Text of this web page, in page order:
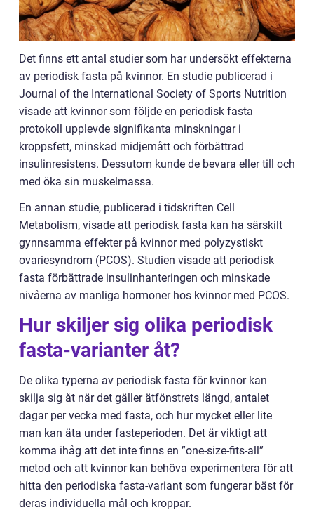
Det finns ett antal studier som har undersökt effekterna
av periodisk fasta på kvinnor. En studie publicerad i
Journal of the International Society of Sports Nutrition
visade att kvinnor som följde en periodisk fasta
protokoll upplevde signifikanta minskningar i
kroppsfett, minskad midjemått och förbättrad
insulinresistens. Dessutom kunde de bevara eller till och
med öka sin muskelmassa.
En annan studie, publicerad i tidskriften Cell
Metabolism, visade att periodisk fasta kan ha särskilt
gynnsamma effekter på kvinnor med polyzystiskt
ovariesyndrom (PCOS). Studien visade att periodisk
fasta förbättrade insulinhanteringen och minskade
nivåerna av manliga hormoner hos kvinnor med PCOS.
Hur skiljer sig olika periodisk
fasta-varianter åt?
De olika typerna av periodisk fasta för kvinnor kan
skilja sig åt när det gäller ätfönstrets längd, antalet
dagar per vecka med fasta, och hur mycket eller lite
man kan äta under fasteperioden. Det är viktigt att
komma ihåg att det inte finns en ”one-size-fits-all”
metod och att kvinnor kan behöva experimentera för att
hitta den periodiska fasta-variant som fungerar bäst för
deras individuella mål och kroppar.